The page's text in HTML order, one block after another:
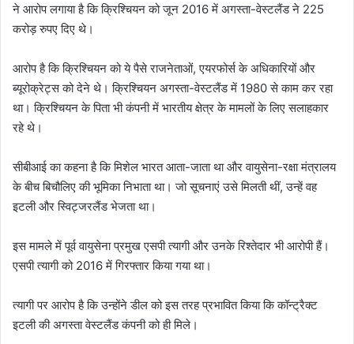
ने आरोप लगाया है कि क्रिश्चियन को जून 2016 में अगस्ता-वेस्टलैंड ने 225
करोड़ रुपए दिए थे।
आरोप है कि क्रिश्चियन को ये पैसे राजनेताओं, एयरफोर्स के अधिकारियों और
ब्यूरोक्रेट्स को देने थे। क्रिश्चियन अगस्ता-वेस्टलैंड में 1980 से काम कर रहा
था। क्रिश्चियन के पिता भी कंपनी में भारतीय क्षेत्र के मामलों के लिए सलाहकार
रहे थे।
सीबीआई का कहना है कि मिशेल भारत आता-जाता था और वायुसेना-रक्षा मंत्रालय
के बीच बिचौलिए की भूमिका निभाता था। जो सूचनाएं उसे मिलती थीं, उन्हें वह
इटली और स्विट्जरलैंड भेजता था।
इस मामले में पूर्व वायुसेना प्रमुख एसपी त्यागी और उनके रिश्तेदार भी आरोपी हैं।
एसपी त्यागी को 2016 में गिरफ्तार किया गया था।
त्यागी पर आरोप है कि उन्होंने डील को इस तरह प्रभावित किया कि कॉन्ट्रैक्ट
इटली की अगस्ता वेस्टलैंड कंपनी को ही मिले।